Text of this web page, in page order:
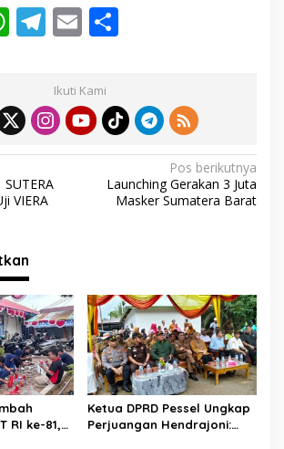
W
s
A
p
p
T
e
gr
a
m
E
ai
l e
Ikuti Kami
VIERA
Pos berikutnya
Launching Gerakan 3 Juta
Masker Sumatera Barat
RI ke-81,
Ketua DPRD Pessel Ungkap
Perjuangan Hendrajoni: